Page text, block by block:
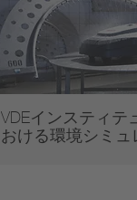
VDEインスティテ
おける環境シミ